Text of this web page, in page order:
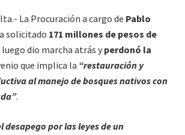
La Procuración a cargo de Pablo
solicitado 171 millones de pesos de
luego dio marcha atrás y perdonó la
que implica la “restauración y
al manejo de bosques nativos con
.
desapego por las leyes de un